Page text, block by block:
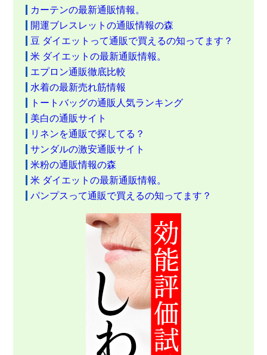
カーテンの最新通販情報。
開運ブレスレットの通販情報の森
豆 ダイエットって通販で買えるの知ってます？
米 ダイエットの最新通販情報。
エプロン通販徹底比較
水着の最新売れ筋情報
トートバッグの通販人気ランキング
美白の通販サイト
リネンを通販で探してる？
サンダルの激安通販サイト
米粉の通販情報の森
米 ダイエットの最新通販情報。
パンプスって通販で買えるの知ってます？